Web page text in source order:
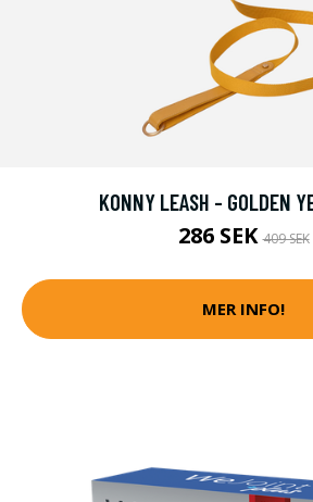
KONNY LEASH - GOLDEN
286 SEK409 SEK
MER INFO!